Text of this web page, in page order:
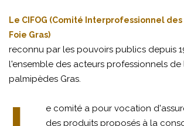
Le CIFOG (Comité Interprofessionnel
Foie Gras)
reconnu par les pouvoirs publics depuis
l'ensemble des acteurs professionnels de
palmipèdes Gras.
e comité a pour vocation
des produits proposés à la